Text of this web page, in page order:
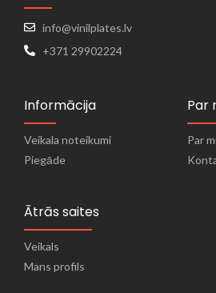
info@vinilplates.lv
+371 29902224
Informācija
Veikala noteikumi
Piegāde
Par
Par
Ātrās saites
Veikals
Mans profils